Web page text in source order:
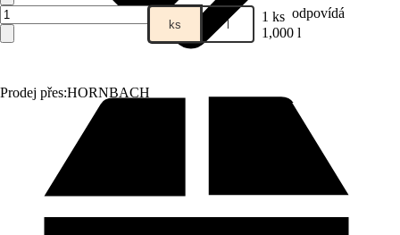
Prodej přes:HORNBACH
ks l 1 ks odpovídá
1,000 l